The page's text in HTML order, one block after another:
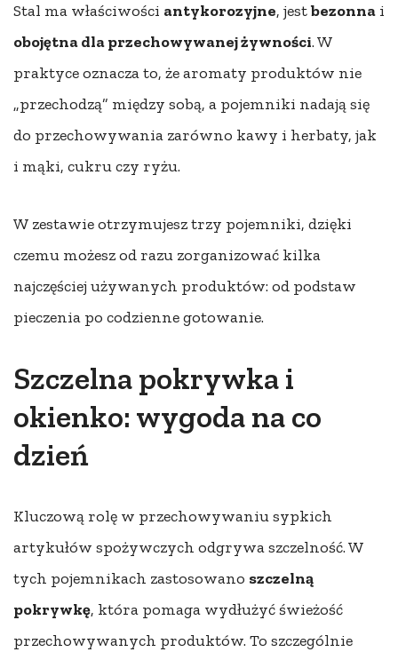
Stal ma właściwości antykorozyjne, jestbezonna i
obojętna dla przechowywanej żywności. W
praktyce oznacza to, że aromaty produktów nie
„przechodzą” między sobą, a pojemniki nadają się
do przechowywania zarówno kawy i herbaty, jak
i mąki, cukru czy ryżu.
W zestawie otrzymujesz trzy pojemniki, dzięki
czemu możesz od razu zorganizować kilka
najczęściej używanych produktów: od podstaw
pieczenia po codzienne gotowanie.
Szczelna pokrywka i
okienko: wygoda na co
dzień
Kluczową rolę w przechowywaniu sypkich
artykułów spożywczych odgrywa szczelność. W
tych pojemnikach zastosowano szczelną
pokrywkę, która pomaga wydłużyć świeżość
przechowywanych produktów. To szczególnie